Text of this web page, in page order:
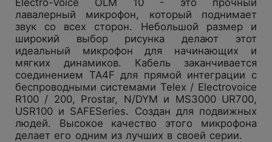
лавалерный микрофон, который поднимает
звук со всех сторон. Небольшой размер и
широкий выбор рисунка делают этот
идеальный микрофон для начинающих и
мягких динамиков. Кабель заканчивается
соединением TA4F для прямой интеграции с
беспроводными системами Telex / Electrovoice
R100 / 200, Prostar, N/DYM и MS3000 UR700,
USR100 и SAFESeries. Создан для подвижных
людей. Высокое качество этого микрофона
делает его одним из лучших в своей серии.